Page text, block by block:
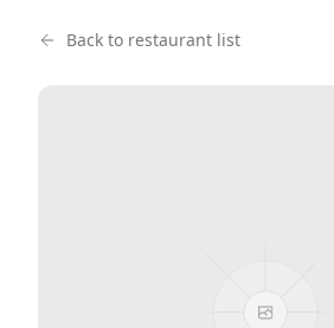
Back to restaurant list